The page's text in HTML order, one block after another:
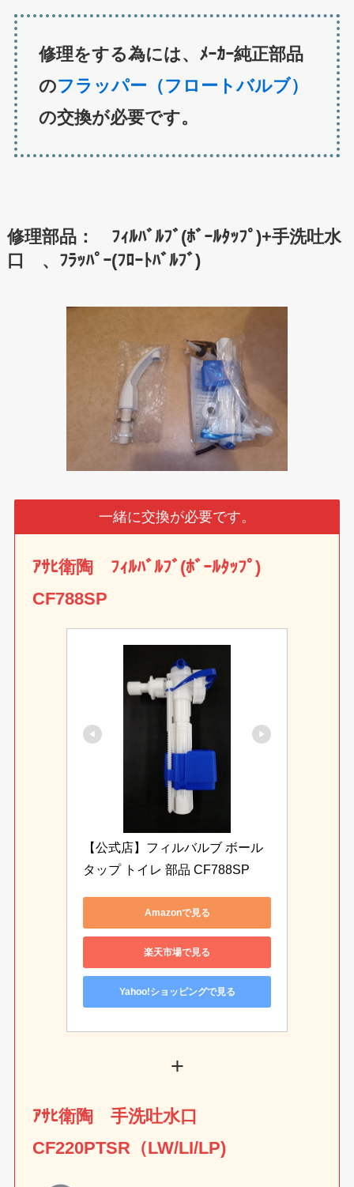
修理をする為には、ﾒｰｶｰ純正部品
のフラッパー（フロートバルブ）
の交換が必要です。
修理部品： ﾌｨﾙﾊﾞﾙﾌﾞ(ﾎﾞｰﾙﾀｯﾌﾟ)+手洗吐水
口 、ﾌﾗｯﾊﾟｰ(ﾌﾛｰﾄﾊﾞﾙﾌﾞ)
一緒に交換が必要です。
ｱｻﾋ衛陶 ﾌｨﾙﾊﾞﾙﾌﾞ(ﾎﾞｰﾙﾀｯﾌﾟ)
CF788SP
【公式店】フィルバルブ ボール
タップ トイレ 部品 CF788SP
Amazonで見る
楽天市場で見る
Yahoo!ショッピングで見る
+
ｱｻﾋ衛陶 手洗吐水口
CF220PTSR（LW/LI/LP)